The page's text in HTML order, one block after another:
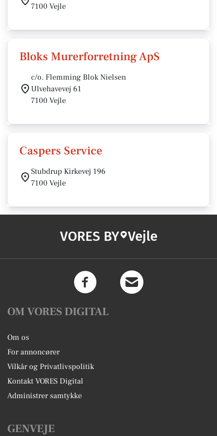
7100 Vejle
Bloks Murerforretning ApS
c/o. Flemming Blok Nielsen
Ulvehavevej 61
7100 Vejle
Caspers Service
Stubdrup Kirkevej 196
7100 Vejle
VORES BY Vejle
OM VORES DIGITAL
Om os
For annoncører
Vilkår og Privatlivspolitik
Kontakt VORES Digital
Administrer samtykke
GENVEJE